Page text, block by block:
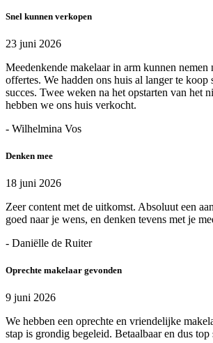
Snel kunnen verkopen
23 juni 2026
Meedenkende makelaar in arm kunnen nemen
offertes. We hadden ons huis al langer te koop
succes. Twee weken na het opstarten van het
hebben we ons huis verkocht.
- Wilhelmina Vos
Denken mee
18 juni 2026
Zeer content met de uitkomst. Absoluut een
goed naar je wens, en denken tevens met je
- Daniëlle de Ruiter
Oprechte makelaar gevonden
9 juni 2026
We hebben een oprechte en vriendelijke
stap is grondig begeleid. Betaalbaar en dus top